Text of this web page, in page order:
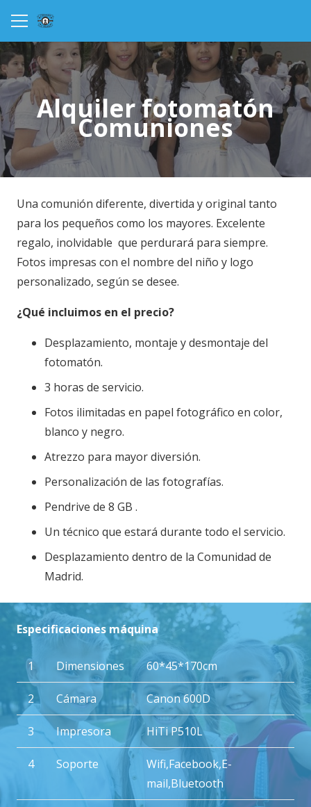
Alquiler fotomatón
Comuniones
Una comunión diferente, divertida y original tanto
para los pequeños como los mayores. Excelente
regalo, inolvidable que perdurará para siempre.
Fotos impresas con el nombre del niño y logo
personalizado, según se desee.
¿Qué incluimos en el precio?
Desplazamiento, montaje y desmontaje del
fotomatón.
3 horas de servicio.
Fotos ilimitadas en papel fotográfico en color,
blanco y negro.
Atrezzo para mayor diversión.
Personalización de las fotografías.
Pendrive de 8 GB .
Un técnico que estará durante todo el servicio.
Desplazamiento dentro de la Comunidad de
Madrid.
Especificaciones máquina
1 Dimensiones 60*45*170cm
2 Cámara Canon 600D
3 Impresora HiTi P510L
4 Soporte
Wifi,Facebook,E-
mail,Bluetooth